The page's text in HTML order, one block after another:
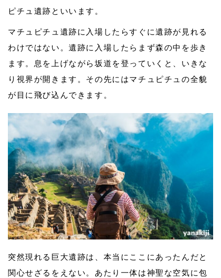
ピチュ遺跡といいます。
マチュピチュ遺跡に入場したらすぐに遺跡が見れる
わけではない。遺跡に入場したらまず森の中を歩き
ます。息を上げながら坂道を登っていくと、いきな
り視界が開きます。その先にはマチュピチュの全貌
が目に飛び込んできます。
突然現れる巨大遺跡は、本当にここにあったんだと
関心せざるをえない。あたり一体は神聖な空気に包